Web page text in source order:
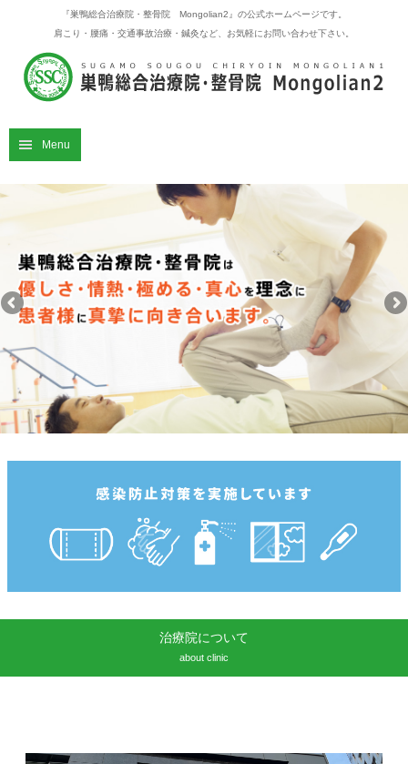
『巣鴨総合治療院・整骨院 Mongolian2』の公式ホームページです。
肩こり・腰痛・交通事故治療・鍼灸など、お気軽にお問い合わせ下さい。
Menu
治療院について
about clinic